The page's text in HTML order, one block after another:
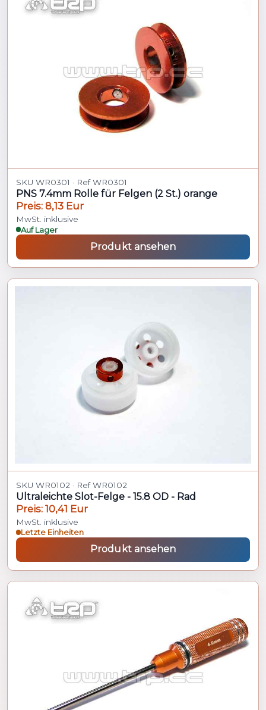
SKU WR0301 · Ref WR0301
PNS 7.4mm Rolle für Felgen (2 St.) orange
Preis: 8,13 Eur
MwSt. inklusive
Auf Lager
Produkt ansehen
SKU WR0102 · Ref WR0102
Ultraleichte Slot-Felge - 15.8 OD - Rad
Preis: 10,41 Eur
MwSt. inklusive
Letzte Einheiten
Produkt ansehen